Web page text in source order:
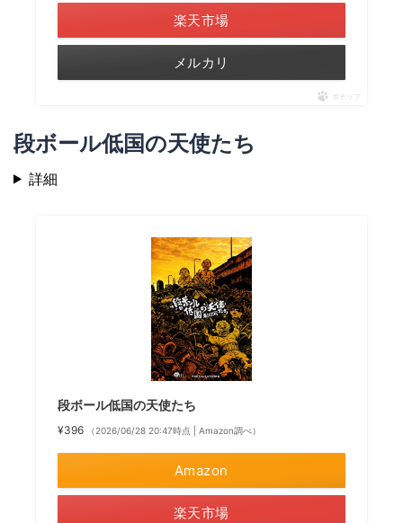
楽天市場
メルカリ
ポチップ
段ボール低国の天使たち
詳細
段ボール低国の天使たち
¥396 （2026/06/28 20:47時点 | Amazon調べ）
Amazon
楽天市場